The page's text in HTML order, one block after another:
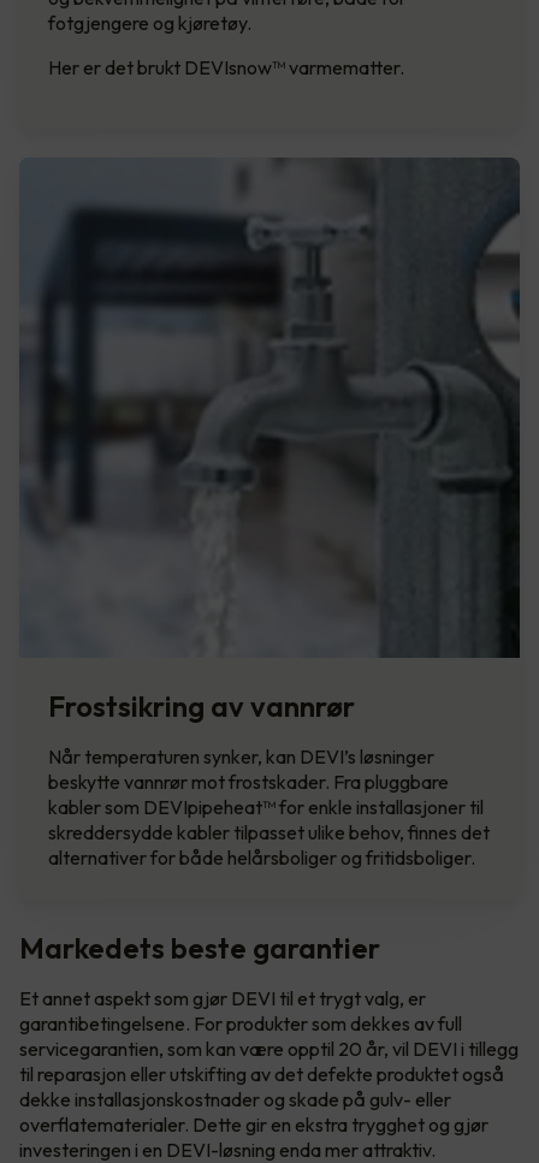
fotgjengere og kjøretøy.
Her er det brukt DEVIsnow™ varmematter.
Frostsikring av vannrør
Når temperaturen synker, kan DEVI’s løsninger
beskytte vannrør mot frostskader. Fra pluggbare
kabler som DEVIpipeheat™ for enkle installasjoner til
skreddersydde kabler tilpasset ulike behov, finnes det
alternativer for både helårsboliger og fritidsboliger.
Markedets beste garantier
Et annet aspekt som gjør DEVI til et trygt valg, er
garantibetingelsene. For produkter som dekkes av full
servicegarantien, som kan være opptil 20 år, vil DEVI i tillegg
til reparasjon eller utskifting av det defekte produktet også
dekke installasjonskostnader og skade på gulv- eller
overflatematerialer. Dette gir en ekstra trygghet og gjør
investeringen i en DEVI-løsning enda mer attraktiv.